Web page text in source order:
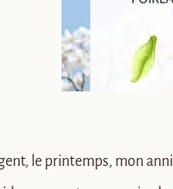
le printemps, mon